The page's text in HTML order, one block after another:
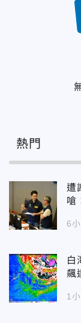
熱門
遭
嗆
6
白
飆
1